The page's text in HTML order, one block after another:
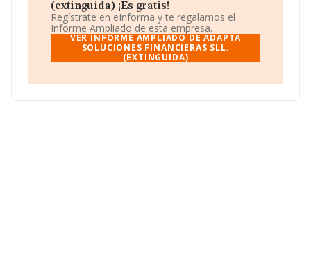
Sll. (extinguida), con CIF B97910087, tiene su
domicilio social establecido en Avenida Luis Vives núm.
10, (46460), Silla, provincia de Valencia, Comunidad
Valenciana.
Con los datos a disposición de INFORMA sobre 56.819
ámbito nacional alcanza los 14.430 millones de euros y
(extinguida) ¡Es gratis!
Regístrate en eInforma y te regalamos el
Informe Ampliado de esta empresa.
VER INFORME AMPLIADO DE ADAPTA
SOLUCIONES FINANCIERAS SLL.
(EXTINGUIDA)